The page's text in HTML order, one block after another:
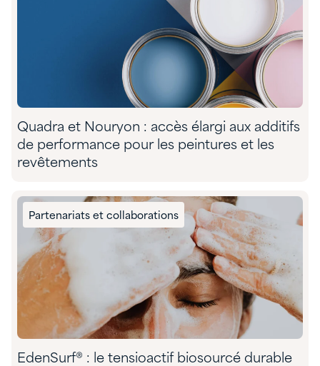
Quadra et Nouryon : accès élargi aux additifs
de performance pour les peintures et les
revêtements
Partenariats et collaborations
EdenSurf® : le tensioactif biosourcé durable